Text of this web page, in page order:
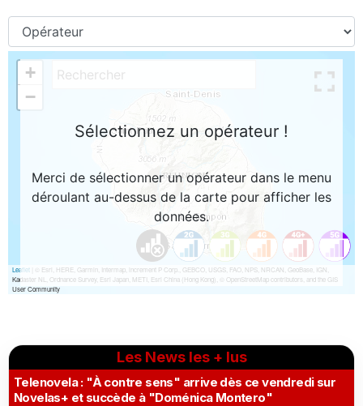
Les News les + lus
Telenovela : "À contre sens" arrive dès ce vendredi sur
Novelas+ et succède à "Doménica Montero"